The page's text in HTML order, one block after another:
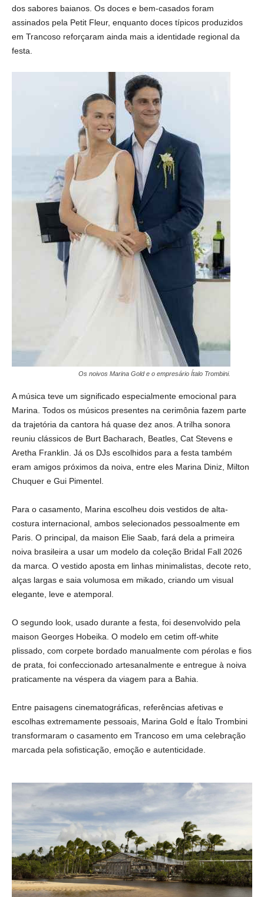
dos sabores baianos. Os doces e bem-casados foram
assinados pela Petit Fleur, enquanto doces típicos produzidos
em Trancoso reforçaram ainda mais a identidade regional da
festa.
Os noivos Marina Gold e o empresário Ítalo Trombini.
A música teve um significado especialmente emocional para
Marina. Todos os músicos presentes na cerimônia fazem parte
da trajetória da cantora há quase dez anos. A trilha sonora
reuniu clássicos de Burt Bacharach, Beatles, Cat Stevens e
Aretha Franklin. Já os DJs escolhidos para a festa também
eram amigos próximos da noiva, entre eles Marina Diniz, Milton
Chuquer e Gui Pimentel.
Para o casamento, Marina escolheu dois vestidos de alta-
costura internacional, ambos selecionados pessoalmente em
Paris. O principal, da maison Elie Saab, fará dela a primeira
noiva brasileira a usar um modelo da coleção Bridal Fall 2026
da marca. O vestido aposta em linhas minimalistas, decote reto,
alças largas e saia volumosa em mikado, criando um visual
elegante, leve e atemporal.
O segundo look, usado durante a festa, foi desenvolvido pela
maison Georges Hobeika. O modelo em cetim off-white
plissado, com corpete bordado manualmente com pérolas e fios
de prata, foi confeccionado artesanalmente e entregue à noiva
praticamente na véspera da viagem para a Bahia.
Entre paisagens cinematográficas, referências afetivas e
escolhas extremamente pessoais, Marina Gold e Ítalo Trombini
transformaram o casamento em Trancoso em uma celebração
marcada pela sofisticação, emoção e autenticidade.